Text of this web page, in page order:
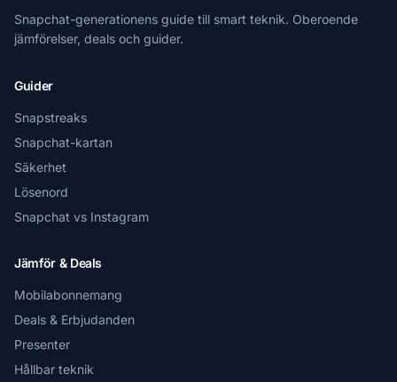
Snapchat-generationens guide till smart teknik. Oberoende
jämförelser, deals och guider.
Guider
Snapstreaks
Snapchat-kartan
Säkerhet
Lösenord
Snapchat vs Instagram
Jämför & Deals
Mobilabonnemang
Deals & Erbjudanden
Presenter
Hållbar teknik